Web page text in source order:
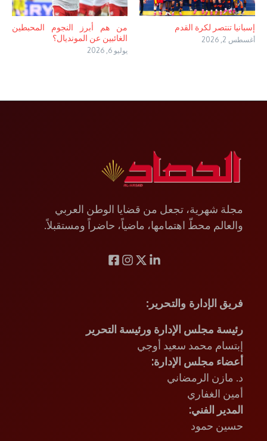
إسبانيا تنتصر لكرة القدم
أغسطس 2, 2026
من هم أبرز النجوم المحبطين
الغائبين عن المونديال؟
يوليو 6, 2026
مجلة شهرية، تجعل من قضايا الوطن العربي
والعالم محطّ اهتمامها، ماضياً، حاضراً ومستقبلاً.
فريق الإدارة والتحرير :
رئيسة مجلس الإدارة ورئيسة التحرير
إبتسام محمد سعيد أوجي
أعضاء مجلس الإدارة:
د. مازن الرمضاني
أمين الغفاري
المدير الفني:
حسين حمود